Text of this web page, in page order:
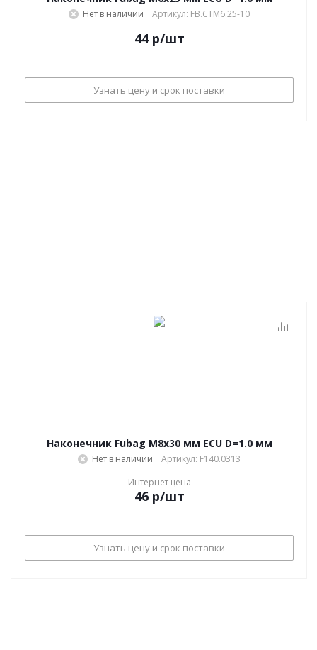
Нет в наличии Артикул: FB.CTM6.25-10
44р/шт
Узнать цену и срок поставки
Наконечник Fubag M8х30 мм ECU D=1.0 мм
Нет в наличии
Артикул: F140.0313
Интернет цена
46р/шт
Узнать цену и срок поставки